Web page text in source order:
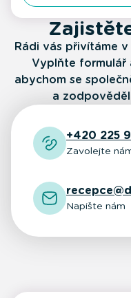
Rádi vás přivítáme
Vyplňte formulář
abychom se
a
+420 225
Zavolejte
Napište nám